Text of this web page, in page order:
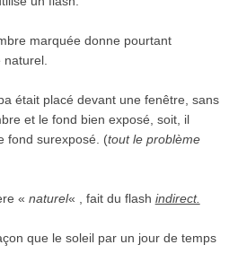
marquée donne pourtant
naturel.
était placé devant une fenêtre, sans
et le fond bien exposé, soit, il
fond surexposé. (tout le problème
« naturel« , fait du flash indirect.
que le soleil par un jour de temps